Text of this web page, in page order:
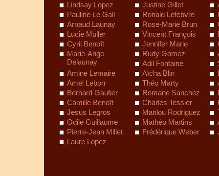
Lindsay Lopez
Justine Gillet
Pauline Le Gall
Ronald Lefebvre
Arnaud Launay
Rose-Marie Brun
Lucie Müller
Vincent François
Cyril Benoît
Jennifer Marie
Marie-Ange
Delaunay
Rudy Gomez
Adil Fontaine
Amine Lemaire
Aïcha Blin
Amel Lebon
Théo Marty
Bernard Gautier
Romane Sanchez
Camille Benoît
Charles Tessier
Jesus Legros
Marilou Rodriguez
Odile Guillaume
Mathéo Martins
Pierre-Jean Millet
Frédérique Weber
Laure Lopez